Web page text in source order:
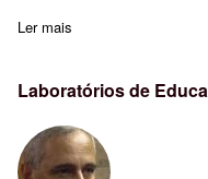
Ler mais
Laboratórios de